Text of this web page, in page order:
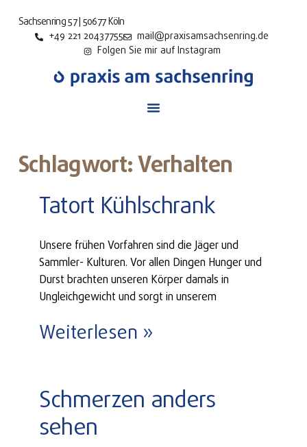
Sachsenring 57 | 50677 Köln
+49 221 20437755
mail@praxisamsachsenring.de
Folgen Sie mir auf Instagram
Schlagwort: Verhalten
Tatort Kühlschrank
Unsere frühen Vorfahren sind die Jäger und
Sammler- Kulturen. Vor allen Dingen Hunger und
Durst brachten unseren Körper damals in
Ungleichgewicht und sorgt in unserem
Weiterlesen »
Schmerzen anders
sehen